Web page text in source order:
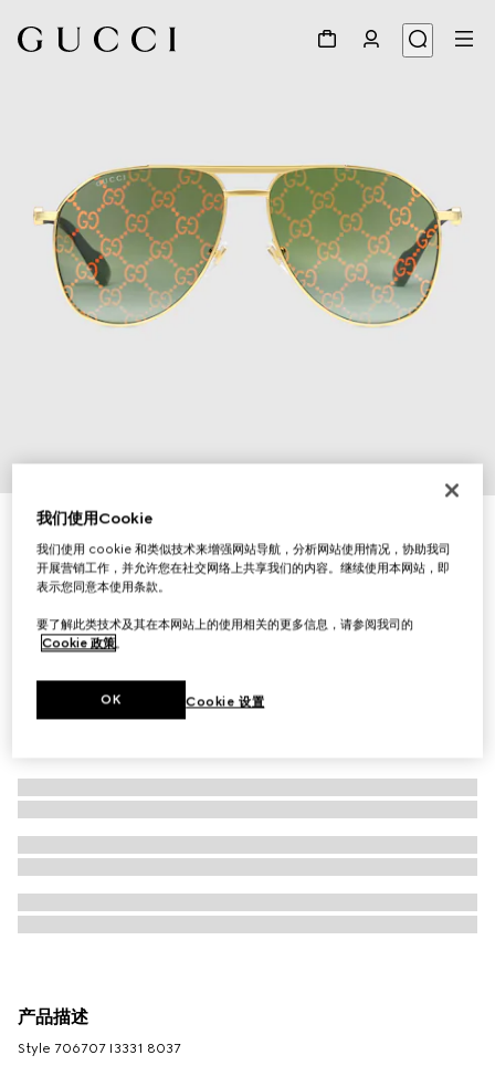
飞行员太阳眼镜
€ 450
产品描述
Style ‎706707 I3331 8037
我们使用Cookie
我们使用 cookie 和类似技术来增强网站导航，分析网站使用情况，协助我司
开展营销工作，并允许您在社交网络上共享我们的内容。继续使用本网站，即
表示您同意本使用条款。
要了解此类技术及其在本网站上的使用相关的更多信息，请参阅我司的
Cookie 政策。
Cookie 设置
OK